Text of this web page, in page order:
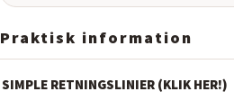
Praktisk information
SIMPLE RETNINGSLINIER (KLIK HER!)